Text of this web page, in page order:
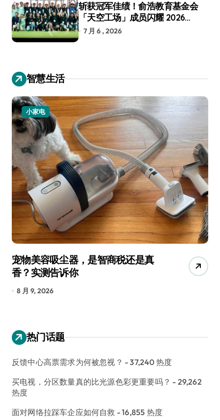
斩获冠军佳绩！俞浩教育基金会
「天空工场」成员闪耀 2026
RoboCup 机器人世界杯
7 月 6 , 2026
智慧生活
小家电
宠物美容吸尘器，是智商税还是真
香？实测告诉你
8 月 9, 2026
热门话题
反馈中心高票需求为何被忽视？ - 37,240 热度
买电视，分区数量真的比光源色彩更重要吗？ - 29,262
热度
面对网络拉踩车企应如何自救 - 16,855 热度